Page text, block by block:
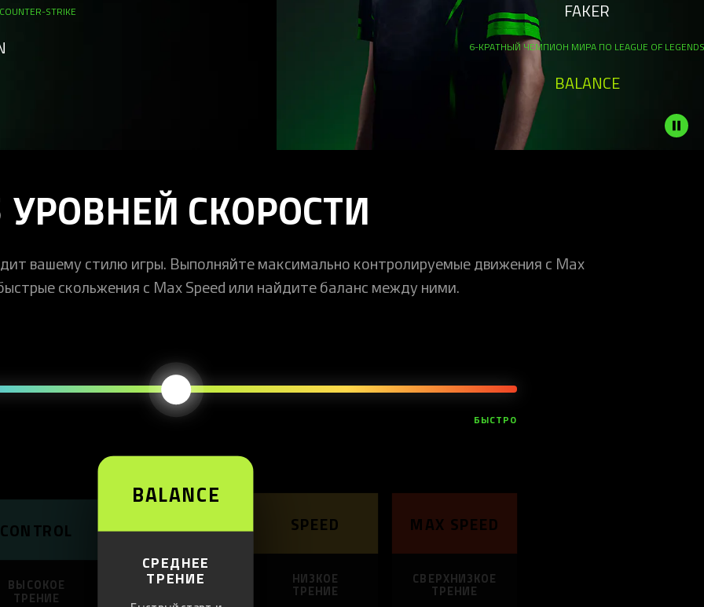
6-КРАТНЫЙ ЧЕМПИОН МИРА ПО LEAGUE OF LEGENDS
УРОВНЕЙ СКОРОСТИ
вашему стилю игры. Выполняйте максимально контролируемые движения с Max
скольжения с Max Speed или найдите баланс между ними.
БЫСТРО
CONTROL
ВЫСОКОЕ
ТРЕНИЕ
BALANCE
СРЕДНЕЕ
ТРЕНИЕ
SPEED
НИЗКОЕ
ТРЕНИЕ
MAX SPEED
СВЕРХНИЗКОЕ
ТРЕНИЕ